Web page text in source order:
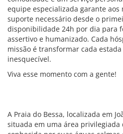
equipe especializada garante aos
suporte necessário desde o
disponibilidade 24h por dia para
assertivo e humanizado. Cada
missão é transformar cada
inesquecível.
Viva esse momento com a gente!
A Praia do Bessa, localizada em
situada em uma área privilegiada